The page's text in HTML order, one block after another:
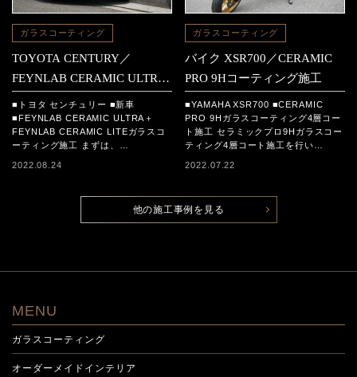
ガラスコーティング
TOYOTA CENTURY／
FEYNLAB CERAMIC ULTRA
＋FEYNLAB CERAMIC LITE
コーティング施工
■トヨタ センチュリー ■新車
■FEYNLAB CERAMIC ULTRA＋
FEYNLAB CERAMIC LITEガラスコ
ーティング施工 まずは、…
2022.08.24
ガラスコーティング
バイク XSR700／CERAMIC
PRO 9Hコーティング施工
■YAMAHA XSR700 ■CERAMIC
PRO 9Hガラスコーティング4層コー
ト施工 セラミックプロ9Hガラスコー
ティング4層コート施工を行い…
2022.07.22
他の施工事例を見る
MENU
ガラスコーティング
オーダーメイドインテリア